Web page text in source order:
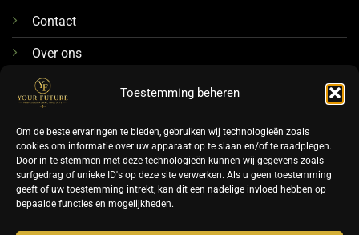
Toestemming beheren
Om de beste ervaringen te bieden, gebruiken wij technologieën zoals
cookies om informatie over uw apparaat op te slaan en/of te raadplegen.
Door in te stemmen met deze technologieën kunnen wij gegevens zoals
surfgedrag of unieke ID's op deze site verwerken. Als u geen toestemming
geeft of uw toestemming intrekt, kan dit een nadelige invloed hebben op
bepaalde functies en mogelijkheden.
Contact
Over ons
076-88 78 592